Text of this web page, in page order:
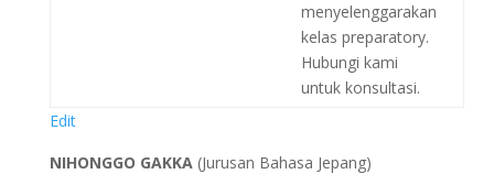
Edit
menyelenggarakan
kelas preparatory.
Hubungi kami
untuk konsultasi.
NIHONGGO GAKKA(Jurusan Bahasa Jepang)